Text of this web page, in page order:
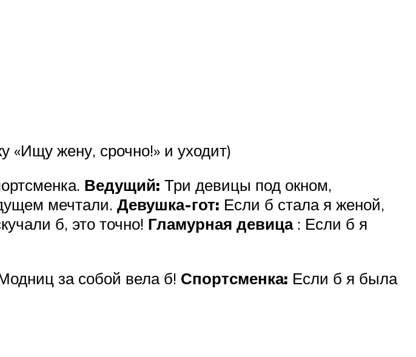
«Ищу жену, срочно!» и уходит)
Ведущий: Три девицы под окном,
мечтали. Девушка-гот: Если б стала я женой,
б, это точно! Гламурная девица: Если б я
за собой вела б! Спортсменка: Если б я была